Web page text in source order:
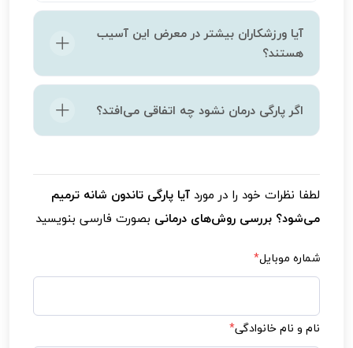
آیا ورزشکاران بیشتر در معرض این آسیب
هستند؟
بله، مخصوصاً ورزش‌هایی که حرکات تکراری بالای
سر دارند مثل شنا، والیبال، یا تنیس.
اگر پارگی درمان نشود چه اتفاقی می‌افتد؟
جراحی پیچیده‌تر خواهد بود.
لطفا نظرات خود را در مورد آیا پارگی تاندون شانه ترمیم
می‌شود؟ بررسی روش‌های درمانی بصورت فارسی بنویسید
شماره موبایل*
نام و نام خانوادگی*